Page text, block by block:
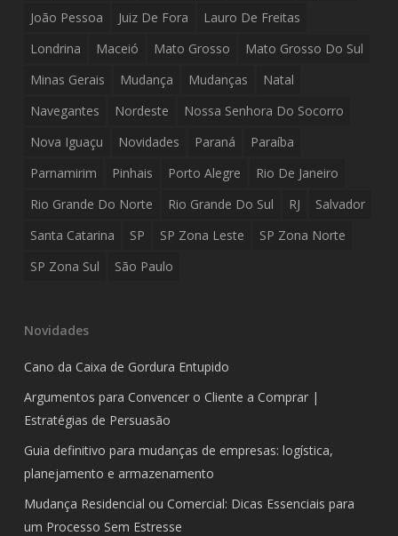
João Pessoa
Juiz De Fora
Lauro De Freitas
Londrina
Maceió Mato Grosso
Mato Grosso Do Sul
Minas Gerais
Mudança Mudanças
Natal
Navegantes
Nordeste
Nossa Senhora Do Socorro
Nova Iguaçu
Novidades Paraná
Paraíba
Parnamirim
Pinhais Porto Alegre
Rio De Janeiro
Rio Grande Do Norte
Rio Grande Do Sul RJ
Salvador
Santa Catarina
SP SP Zona Leste
SP Zona Norte
SP Zona Sul
São Paulo
Novidades
Cano da Caixa de Gordura Entupido
Argumentos para Convencer o Cliente a Comprar |
Estratégias de Persuasão
Guia definitivo para mudanças de empresas: logística,
planejamento e armazenamento
Mudança Residencial ou Comercial: Dicas Essenciais para
um Processo Sem Estresse